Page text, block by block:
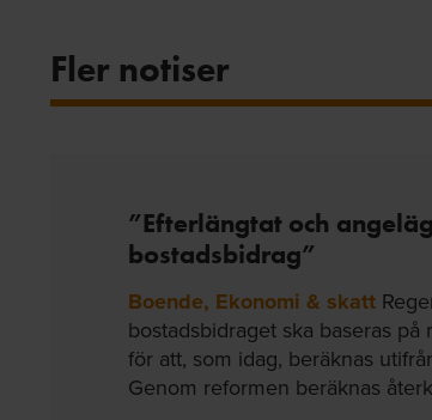
Fler notiser
”Efterlängtat och
bostadsbidrag”
Boende, Ekonomi & skatt
bostadsbidraget ska baseras
för att, som idag, beräknas
Genom reformen beräknas